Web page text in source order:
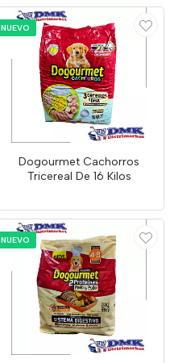
NUEVO
Dogourmet Cachorros
Tricereal De 16 Kilos
NUEVO